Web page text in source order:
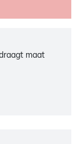
maat